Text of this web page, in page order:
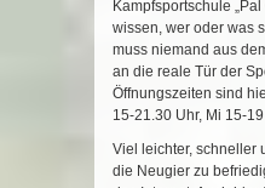
Kampfsportschule
wissen, wer oder was
muss niemand aus
an die reale Tür der
Öffnungszeiten sind
15-21.30 Uhr, Mi 15-
Viel leichter, schneller
die Neugier zu